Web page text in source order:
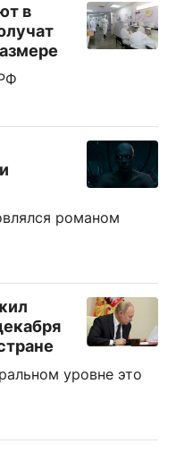
в
романом
уровне это